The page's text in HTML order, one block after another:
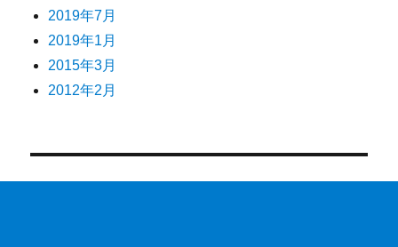
2019年7月
2019年1月
2015年3月
2012年2月